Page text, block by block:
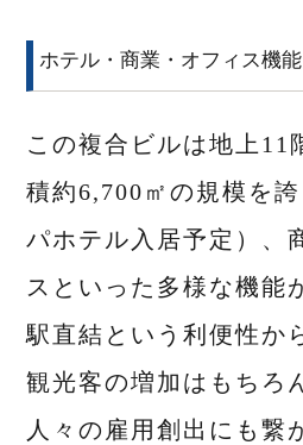
ホテル・商業・オフィス機
この複合ビルは地上11
積約6,700㎡の規模を
パホテル入居予定）、
スといった多様な機能
駅直結という利便性か
観光客の増加はもちろ
人々の雇用創出にも繋